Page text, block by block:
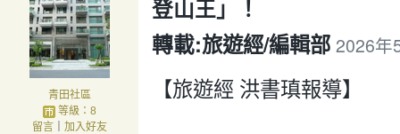
青田社區
等級：8
留言｜ 加入好友
登山王」！
轉載:旅遊經/編輯部 2026年
【旅遊經 洪書瑱報導】